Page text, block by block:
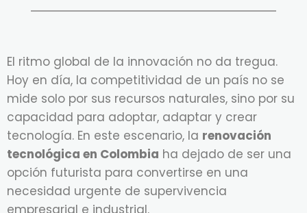
El ritmo global de la innovación no da tregua.
Hoy en día, la competitividad de un país no se
mide solo por sus recursos naturales, sino por su
capacidad para adoptar, adaptar y crear
tecnología. En este escenario, la renovación
tecnológica en Colombia ha dejado de ser una
opción futurista para convertirse en una
necesidad urgente de supervivencia